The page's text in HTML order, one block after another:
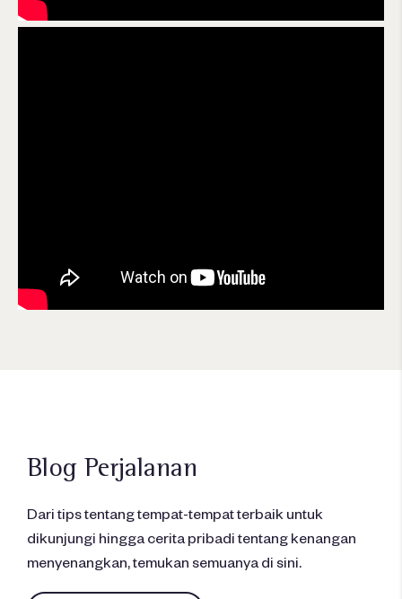
Blog Perjalanan
Dari tips tentang tempat-tempat terbaik untuk
dikunjungi hingga cerita pribadi tentang kenangan
menyenangkan, temukan semuanya di sini.